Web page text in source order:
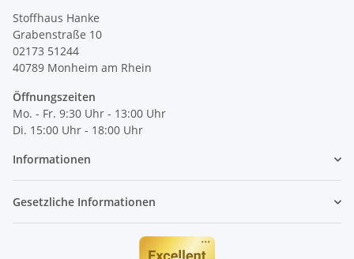
Stoffhaus Hanke
Grabenstraße 10
02173 51244
40789 Monheim am Rhein
Öffnungszeiten
Mo. - Fr. 9:30 Uhr - 13:00 Uhr
Di. 15:00 Uhr - 18:00 Uhr
Informationen
Gesetzliche Informationen